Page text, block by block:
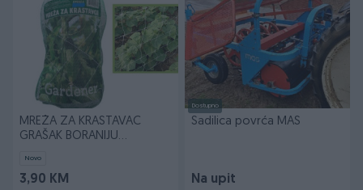
MREŽA ZA KRASTAVAC
GRAŠAK BORANIJU
Novo
3,90 KM
Dostupno
Sadilica povrća MAS
Na upit